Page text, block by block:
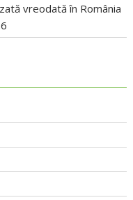
vreodată în România